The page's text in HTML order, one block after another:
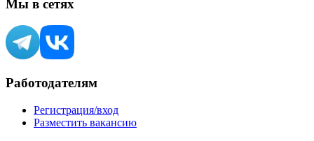
Мы в сетях
Работодателям
Регистрация/вход
Разместить вакансию